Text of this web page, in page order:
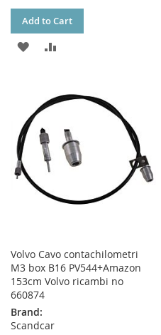
Add to Cart
ADD
WISH
LIST
COMPARE
Volvo Cavo contachilometri
M3 box B16 PV544+Amazon
153cm Volvo ricambi no
660874
Brand:
Scandcar